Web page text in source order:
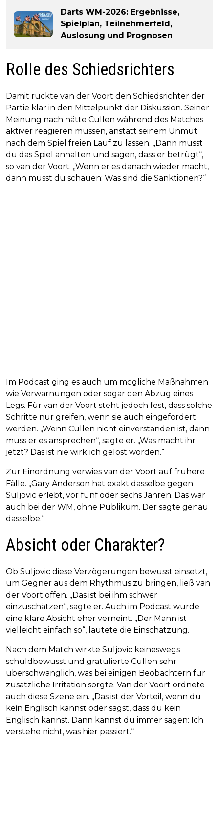
Darts WM-2026: Ergebnisse,
Spielplan, Teilnehmerfeld,
Auslosung und Prognosen
Rolle des Schiedsrichters
Damit rückte van der Voort den Schiedsrichter der
Partie klar in den Mittelpunkt der Diskussion. Seiner
Meinung nach hätte Cullen während des Matches
aktiver reagieren müssen, anstatt seinem Unmut
nach dem Spiel freien Lauf zu lassen. „Dann musst
du das Spiel anhalten und sagen, dass er betrügt“,
so van der Voort. „Wenn er es danach wieder macht,
dann musst du schauen: Was sind die Sanktionen?“
Im Podcast ging es auch um mögliche Maßnahmen
wie Verwarnungen oder sogar den Abzug eines
Legs. Für van der Voort steht jedoch fest, dass solche
Schritte nur greifen, wenn sie auch eingefordert
werden. „Wenn Cullen nicht einverstanden ist, dann
muss er es ansprechen“, sagte er. „Was macht ihr
jetzt? Das ist nie wirklich gelöst worden.“
Zur Einordnung verwies van der Voort auf frühere
Fälle. „Gary Anderson hat exakt dasselbe gegen
Suljovic erlebt, vor fünf oder sechs Jahren. Das war
auch bei der WM, ohne Publikum. Der sagte genau
dasselbe.“
Absicht oder Charakter?
Ob Suljovic diese Verzögerungen bewusst einsetzt,
um Gegner aus dem Rhythmus zu bringen, ließ van
der Voort offen. „Das ist bei ihm schwer
einzuschätzen“, sagte er. Auch im Podcast wurde
eine klare Absicht eher verneint. „Der Mann ist
vielleicht einfach so“, lautete die Einschätzung.
Nach dem Match wirkte Suljovic keineswegs
schuldbewusst und gratulierte Cullen sehr
überschwänglich, was bei einigen Beobachtern für
zusätzliche Irritation sorgte. Van der Voort ordnete
auch diese Szene ein. „Das ist der Vorteil, wenn du
kein Englisch kannst oder sagst, dass du kein
Englisch kannst. Dann kannst du immer sagen: Ich
verstehe nicht, was hier passiert.“